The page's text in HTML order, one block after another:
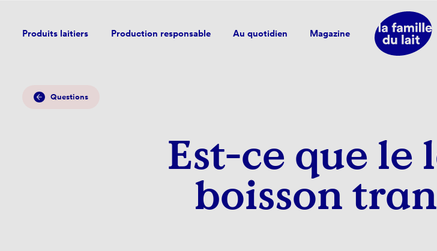
Produits laitiers Production responsable Au quotidien Magazine
Questions
Est-ce que le
boisson